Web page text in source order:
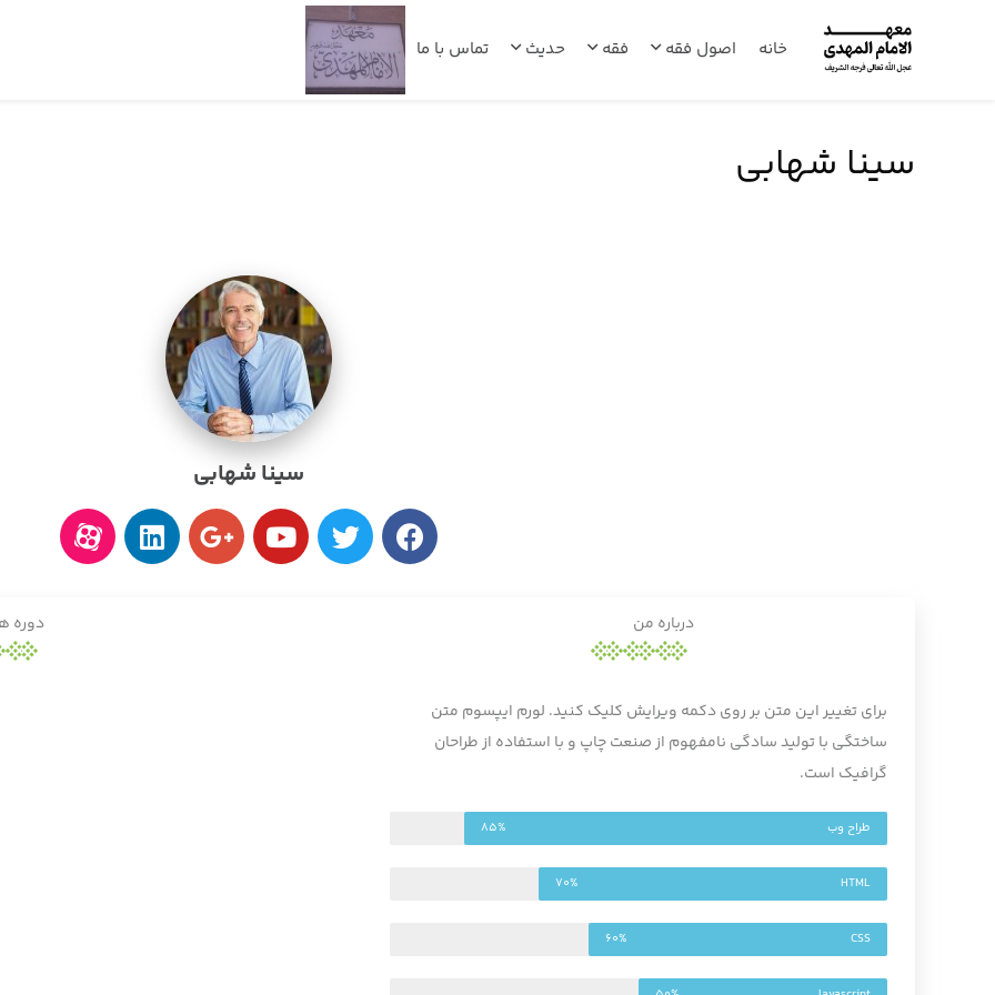
خانه اصول فقه فقه حدیث تماس با ما
سینا شهابی
سینا شهابی
درباره من
برای تغییر این متن بر روی دکمه ویرایش کلیک کنید. لورم ایپسوم متن
ساختگی با تولید سادگی نامفهوم از صنعت چاپ و با استفاده از طراحان
گرافیک است.
طراح وب 85%
HTML
70%
CSS
60%
دوره